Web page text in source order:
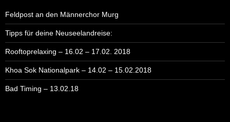
Feldpost an den Männerchor Murg
Tipps für deine Neuseelandreise:
Rooftoprelaxing – 16.02 – 17.02. 2018
Khoa Sok Nationalpark – 14.02 – 15.02.2018
Bad Timing – 13.02.18